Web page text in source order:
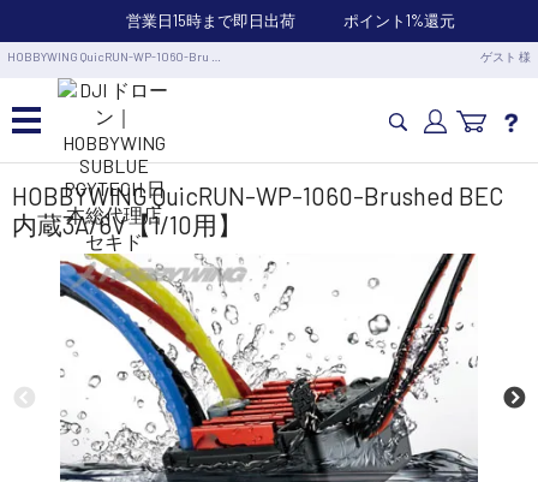
営業日15時まで即日出荷 ポイント1%還元
HOBBYWING QuicRUN-WP-1060-Bru … ゲスト 様
カメラドローン・生活家電
カメラ・スタビライザー
業務用ドローン・業務関連製品
水中ドローン(ROV)・水中スクーター
HOBBYWING QuicRUN-WP-1060-Brushed BEC
内蔵3A/6V【1/10用】